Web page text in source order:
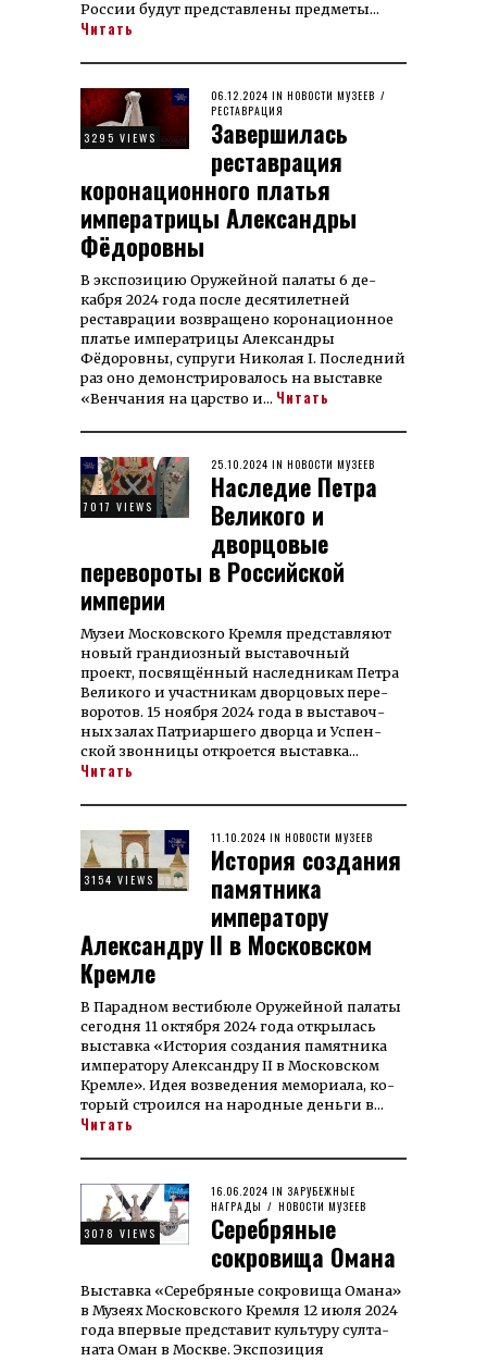
России будут представлены предметы…
Читать
3295 VIEWS
POSTED
ON
06.12.2024 23.07.2025
IN НОВОСТИ МУЗЕЕВ /
РЕСТАВРАЦИЯ
Завершилась
реставрация
коронационного платья
императрицы Александры
Фёдоровны
В экспозицию Оружейной палаты 6 де­
кабря 2024 года после деся­ти­летней
реставрации возвращено корона­цион­ное
платье императрицы Алек­сандры
Фёдоровны, супруги Николая I. Последний
раз оно демон­стри­ро­ва­лось на выставке
«Венчания на цар­ство и… Читать
7017 VIEWS
POSTED
ON
25.10.2024 06.12.2024
IN НОВОСТИ МУЗЕЕВ
Наследие Петра
Великого и
дворцовые
перевороты в Российской
империи
Музеи Московского Кремля пред­став­ляют
новый грандиозный выс­та­воч­ный
проект, посвя­щён­ный на­след­ни­кам Пет­ра
Ве­ли­ко­го и уча­ст­никам двор­цовых пере­
воротов. 15 ноября 2024 года в выста­воч­
ных за­лах Патриар­шего двор­ца и Ус­пен­
ской звонницы откроется выставка…
Читать
3154 VIEWS
POSTED
ON
11.10.2024 11.10.2024
IN НОВОСТИ МУЗЕЕВ
История создания
памятника
императору
Александру II в Московском
Кремле
В Парадном вестибю­ле Оружей­ной па­ла­ты
сегодня 11 ок­тяб­ря 2024 го­да от­крылась
вы­став­ка «Ис­то­рия со­зда­ния па­мят­ни­ка
им­пе­ра­то­ру Алек­санд­ру II в Мос­ков­ском
Крем­ле». Идея воз­ве­де­ния ме­мо­риала, ко­
торый строил­ся на на­род­ные день­­ги в…
Читать
3078 VIEWS
POSTED
ON
16.06.2024 16.07.2024
IN ЗАРУБЕЖНЫЕ
НАГРАДЫ / НОВОСТИ МУЗЕЕВ
Серебряные
сокровища Омана
Выставка «Серебряные сок­ро­вища Омана»
в Му­зеях Мос­ков­ского Крем­ля 12 ию­ля 2024
года впер­­вые пред­ста­вит куль­туру сул­та­
на­­та Оман в Москве. Экспозиция